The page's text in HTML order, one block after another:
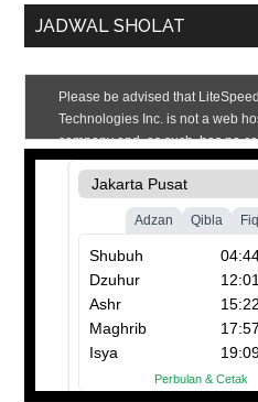
JADWAL SHOLAT